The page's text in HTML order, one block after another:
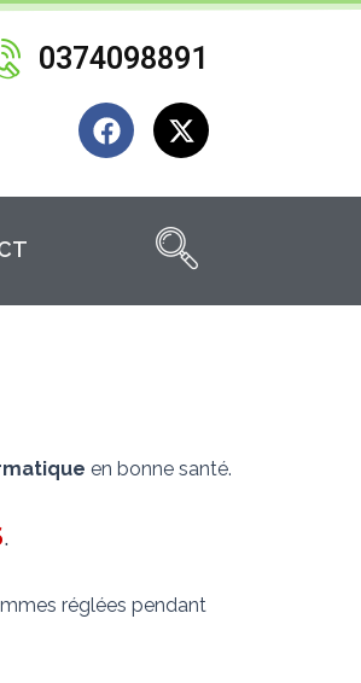
0374098891
F
a
e
k
X
-
w
i
t
e
en bonne santé.
.
réglées pendant